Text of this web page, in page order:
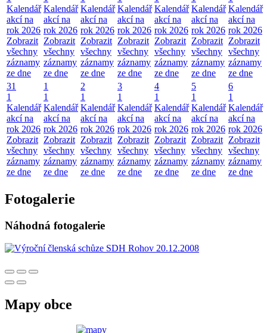
Kalendář
akcí na
rok 2026
Zobrazit
všechny
záznamy
ze dne
Kalendář
akcí na
rok 2026
Zobrazit
všechny
záznamy
ze dne
Kalendář
akcí na
rok 2026
Zobrazit
všechny
záznamy
ze dne
Kalendář
akcí na
rok 2026
Zobrazit
všechny
záznamy
ze dne
Kalendář
akcí na
rok 2026
Zobrazit
všechny
záznamy
ze dne
Kalendář
akcí na
rok 2026
Zobrazit
všechny
záznamy
ze dne
Kalendář
akcí na
rok 2026
Zobrazit
všechny
záznamy
ze dne
31
1
Kalendář
akcí na
rok 2026
Zobrazit
všechny
záznamy
ze dne
1
1
Kalendář
akcí na
rok 2026
Zobrazit
všechny
záznamy
ze dne
2
1
Kalendář
akcí na
rok 2026
Zobrazit
všechny
záznamy
ze dne
3
1
Kalendář
akcí na
rok 2026
Zobrazit
všechny
záznamy
ze dne
4
1
Kalendář
akcí na
rok 2026
Zobrazit
všechny
záznamy
ze dne
5
1
Kalendář
akcí na
rok 2026
Zobrazit
všechny
záznamy
ze dne
6
1
Kalendář
akcí na
rok 2026
Zobrazit
všechny
záznamy
ze dne
Fotogalerie
Náhodná fotogalerie
Mapy obce